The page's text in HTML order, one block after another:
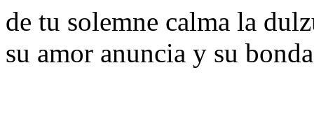
de tu solemne calma la
su amor anuncia y su